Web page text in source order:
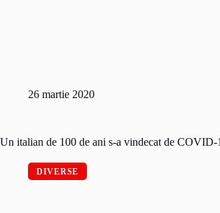
26 martie 2020
Un italian de 100 de ani s-a vindecat de COVID-
DIVERSE